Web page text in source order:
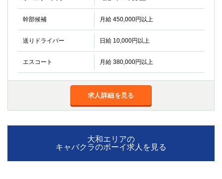
幹部候補 月給 450,000円以上
送りドライバー 日給 10,000円以上
エスコート 月給 380,000円以上
求人詳細を見る
大和エリアの
キャバクラのボーイ求人を見る
①東武練馬 ②成増・板橋 ③大山 ②池袋
池袋東口
金町
大井町
大泉学園
下赤塚
竹ノ塚
三鷹
亀戸
水道橋
幡ヶ谷
市川
西麻布
神奈川県